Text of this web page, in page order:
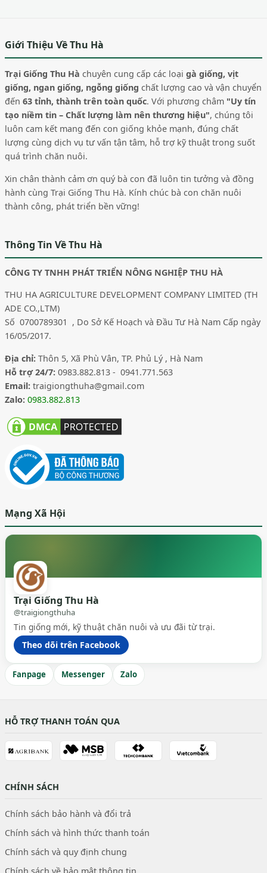
Giới Thiệu Về Thu Hà
Trại Giống Thu Hà chuyên cung cấp các loại gà giống, vịt
giống, ngan giống, ngỗng giống chất lượng cao và vận chuyển
đến 63 tỉnh, thành trên toàn quốc. Với phương châm "Uy tín
tạo niềm tin – Chất lượng làm nên thương hiệu", chúng tôi
luôn cam kết mang đến con giống khỏe mạnh, đúng chất
lượng cùng dịch vụ tư vấn tận tâm, hỗ trợ kỹ thuật trong suốt
quá trình chăn nuôi.
Xin chân thành cảm ơn quý bà con đã luôn tin tưởng và đồng
hành cùng Trại Giống Thu Hà. Kính chúc bà con chăn nuôi
thành công, phát triển bền vững!
Thông Tin Về Thu Hà
CÔNG TY TNHH PHÁT TRIỂN NÔNG NGHIỆP THU HÀ
THU HA AGRICULTURE DEVELOPMENT COMPANY LIMITED (TH
ADE CO.,LTM)
Số 0700789301 , Do Sở Kế Hoạch và Đầu Tư Hà Nam Cấp ngày
16/05/2017.
Địa chỉ: Thôn 5, Xã Phù Vân, TP. Phủ Lý , Hà Nam
Hỗ trợ 24/7: 0983.882.813 - 0941.771.563
Email: traigiongthuha@gmail.com
Zalo: 0983.882.813
Mạng Xã Hội
Trại Giống Thu Hà
@traigiongthuha
Tin giống mới, kỹ thuật chăn nuôi và ưu đãi từ trại.
Theo dõi trên Facebook
Fanpage Messenger Zalo
HỖ TRỢ THANH TOÁN QUA
CHÍNH SÁCH
Chính sách bảo hành và đổi trả
Chính sách và hình thức thanh toán
Chính sách và quy định chung